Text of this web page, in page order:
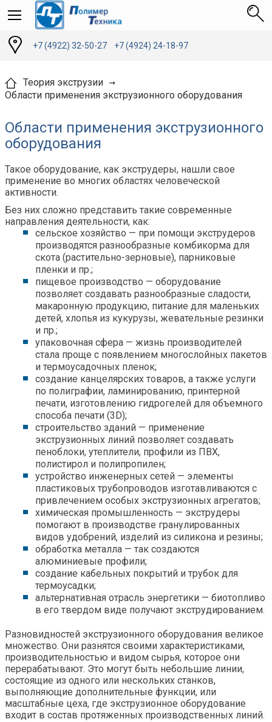
+7 (4922) 32-50-27 +7 (4924) 24-18-97
Теория экструзии
Области применения экструзионного оборудования
Области применения экструзионного
оборудования
Такое оборудование, как экструдеры, нашли свое
применение во многих областях человеческой
активности.
Без них сложно представить такие современные
направления деятельности, как:
сельское хозяйство — при помощи экструдеров
производятся разнообразные комбикорма для
скота (растительно-зерновые), парниковые
пленки и пр.;
пищевое производство — оборудование
позволяет создавать разнообразные сладости,
макаронную продукцию, питание для маленьких
детей, хлопья из кукурузы, жевательные резинки
и пр.;
упаковочная сфера — жизнь производителей
стала проще с появлением многослойных пакетов
и термоусадочных пленок;
создание канцелярских товаров, а также услуги
по полиграфии, ламинированию, принтерной
печати, изготовлению гидрогелей для объемного
способа печати (3D);
строительство зданий — применение
экструзионных линий позволяет создавать
пеноблоки, утеплители, профили из ПВХ,
полистирол и полипропилен;
устройство инженерных сетей — элементы
пластиковых трубопроводов изготавливаются с
привлечением особых экструзионных агрегатов;
химическая промышленность — экструдеры
помогают в производстве гранулированных
видов удобрений, изделий из силикона и резины;
обработка металла — так создаются
алюминиевые профили;
создание кабельных покрытий и трубок для
термоусадки;
альтернативная отрасль энергетики — биотопливо
в его твердом виде получают экструдированием.
Разновидностей экструзионного оборудования великое
множество. Они разнятся своими характеристиками,
производительностью и видом сырья, которое они
перерабатывают. Это могут быть небольшие линии,
состоящие из одного или нескольких станков,
выполняющие дополнительные функции, или
масштабные цеха, где экструзионное оборудование
входит в состав протяженных производственных линий.